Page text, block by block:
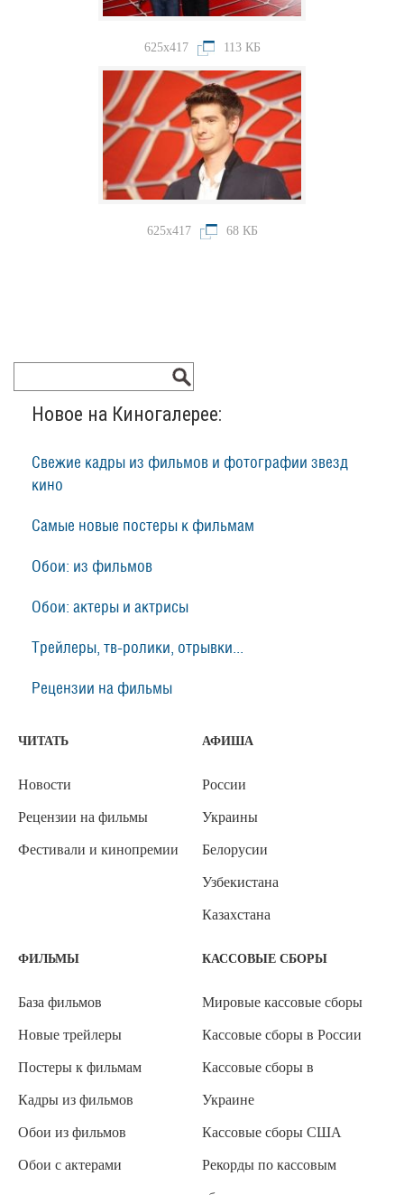
625x417 113 КБ
625x417 68 КБ
Новое на Киногалерее:
Свежие кадры из фильмов и фотографии звезд
кино
Самые новые постеры к фильмам
Обои: из фильмов
Обои: актеры и актрисы
Трейлеры, тв-ролики, отрывки...
Рецензии на фильмы
ЧИТАТЬ
Новости
Рецензии на фильмы
Фестивали и кинопремии
АФИША
России
Украины
Белорусии
Узбекистана
Казахстана
ФИЛЬМЫ
База фильмов
Новые трейлеры
Постеры к фильмам
Кадры из фильмов
Обои из фильмов
Обои с актерами
КАССОВЫЕ СБОРЫ
Мировые кассовые сборы
Кассовые сборы в России
Кассовые сборы в
Украине
Кассовые сборы США
Рекорды по кассовым